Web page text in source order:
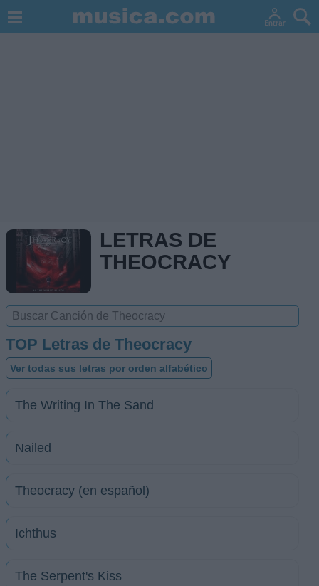
LETRAS DE
THEOCRACY
TOP Letras de Theocracy
Ver todas sus letras por orden alfabético
The Writing In The Sand
Nailed
Theocracy (en español)
Ichthus
The Serpent's Kiss